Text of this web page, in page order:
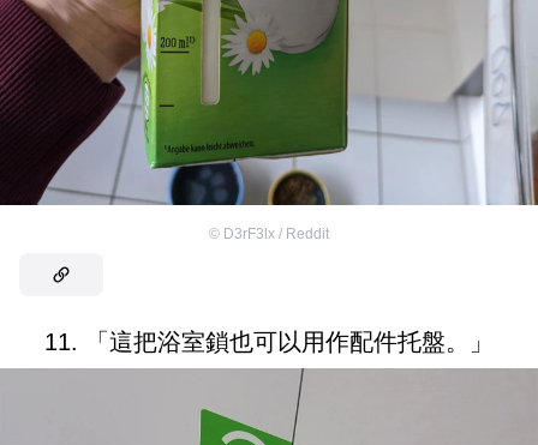
© D3rF3lx / Reddit
11. 「這把浴室鎖也可以用作配件托盤。」